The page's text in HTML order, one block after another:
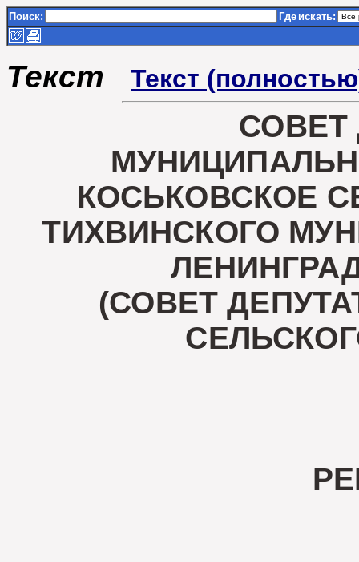
Поиск: Где искать:
Текст Текст
СОВЕТ
КОСЬКОВСКОЕ
ТИХВИНСКОГО
(СОВЕТ